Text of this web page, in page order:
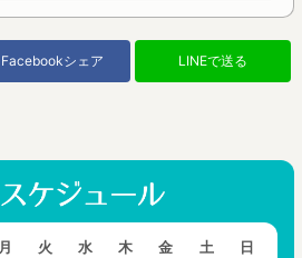
Facebookシェア LINEで送る
月 火 水 木 金 土 日